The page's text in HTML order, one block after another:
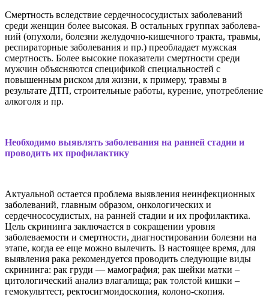
Смертность вследствие сер­дечнососудистых заболеваний
среди женщин более высокая. В остальных группах заболева­
ний (опухоли, болезни желудоч­но-кишечного тракта, травмы,
респираторные заболевания и пр.) преобладает мужская
смерт­ность. Более высокие показатели смертности среди
мужчин объ­ясняются спецификой специаль­ностей с
повышенным риском для жизни, к примеру, травмы в
результате ДТП, строительные работы, курение, употребление
алкоголя и пр.
Необходимо выявлять заболевания на ранней стадии и
проводить их профилактику
Актуальной остается пробле­ма выявления неинфекционных
заболеваний, главным образом, онкологических и
сердечнососу­дистых, на ранней стадии и их профилактика.
Цель скрининга заключается в сокращении уров­ня
заболеваемости и смертнос­ти, диагностировании болезни на
этапе, когда ее еще можно вы­лечить. В настоящее время, для
выявления рака рекомендуется проводить следующие виды
ск­рининга: рак груди — мамогра­фия; рак шейки матки –
цитоло­гический анализ влагалища; рак толстой кишки –
гемокульттест, ректосигмоидоскопия, колоно-скопия.